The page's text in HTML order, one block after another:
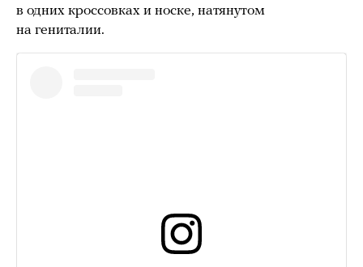
в одних кроссовках и носке, натянутом
на гениталии.